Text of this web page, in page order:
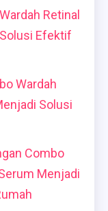
Retinal
Efektif
Wardah
Solusi
Combo
Menjadi